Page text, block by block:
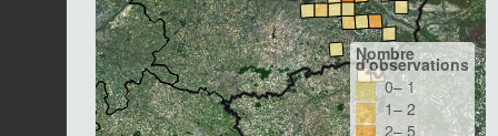
Nombre
d'observations
0– 1
1– 2
2– 5